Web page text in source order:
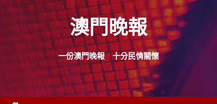
Skip
content
澳門晚報
一份澳門晚報 十分民情關懷